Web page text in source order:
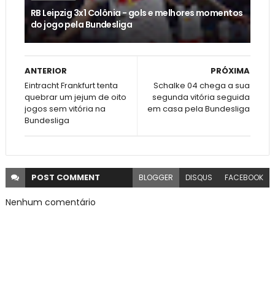
RB Leipzig 3x1 Colônia - gols e melhores momentos
do jogo pela Bundesliga
PRÓXIMA
Schalke 04 chega a sua
segunda vitória seguida
em casa pela Bundesliga
ANTERIOR
Eintracht Frankfurt tenta
quebrar um jejum de oito
jogos sem vitória na
Bundesliga
POST COMMENT BLOGGER DISQUS FACEBOOK
Nenhum comentário